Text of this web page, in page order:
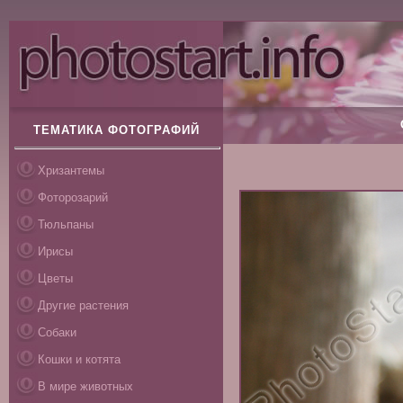
ТЕМАТИКА ФОТОГРАФИЙ
Хризантемы
Фоторозарий
Тюльпаны
Ирисы
Цветы
Другие растения
Собаки
Кошки и котята
В мире животных